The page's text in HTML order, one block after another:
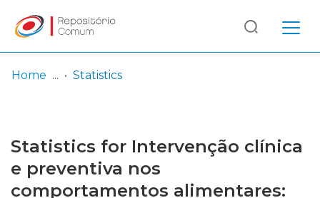
Browse repository
Entities
Log
In
(current)
Home Statistics
Statistics for Intervenção clínica
e preventiva nos
comportamentos alimentares: